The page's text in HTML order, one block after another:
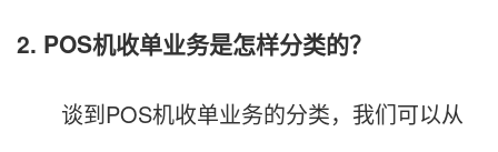
2. POS机收单业务是怎样分类的？
谈到POS机收单业务的分类，我们可以从